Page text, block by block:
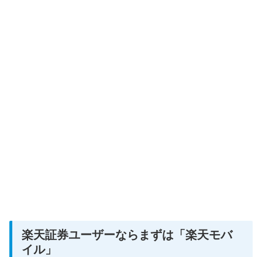
楽天証券ユーザーならまずは「楽天モバ
イル」